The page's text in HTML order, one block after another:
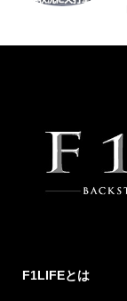
F1LIFEとは